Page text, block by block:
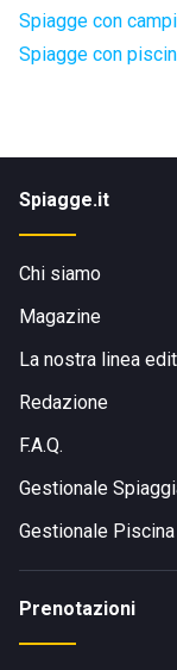
Spiagge con
Spiagge con
Spiagge.it
Chi siamo
Magazine
La nostra linea
Redazione
F.A.Q.
Gestionale
Gestionale Piscina
Prenotazioni